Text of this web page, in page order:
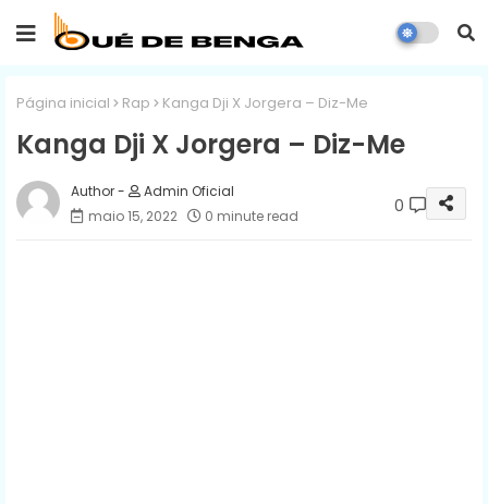
Página inicial Rap Kanga Dji X Jorgera – Diz-Me
Kanga Dji X Jorgera – Diz-Me
Admin Oficial
maio 15, 2022
0 minute read 0